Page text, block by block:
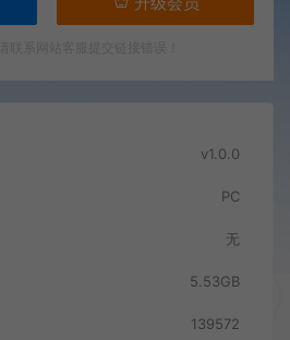
v1.0.0
PC
无
5.53GB
139572